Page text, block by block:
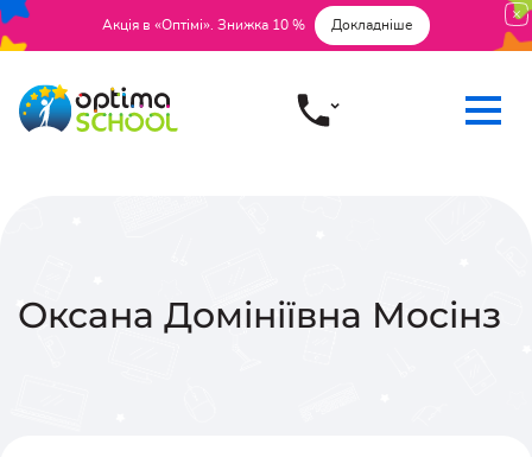
Акція в «Оптімі». Знижка 10 % Докладніше
Оксана Домініївна Мосінз